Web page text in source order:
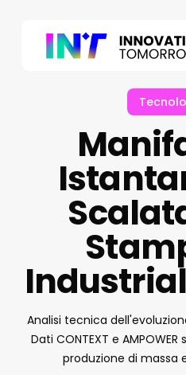
Analisi tecnica
Dati CONTEXT e
produzione di massa